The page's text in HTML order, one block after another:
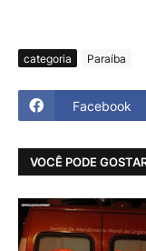
categoria Paraíba
Facebook
VOCÊ PODE